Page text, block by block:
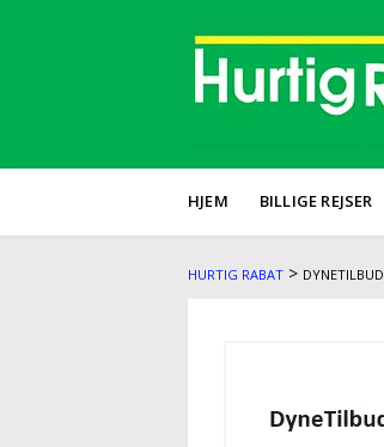
HJEM BILLIGE REJSER
HURTIG RABAT > DYNETILBUD